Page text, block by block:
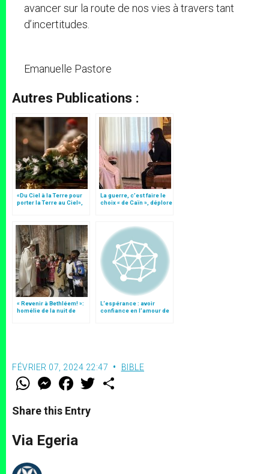
avancer sur la route de nos vies à travers tant
d’incertitudes.
Emanuelle Pastore
Autres Publications :
«Du Ciel à la Terre pour
porter la Terre au Ciel»,
La guerre, c’est faire le
choix « de Caïn », déplore
« Revenir à Bethléem! »:
homélie de la nuit de
L‘espérance : avoir
confiance en l’amour de
FÉVRIER 07, 2024 22:47 BIBLE
W
t
s
p
p
M
e
s
e
g
e
F
a
e
b
o
k
w
Share this Entry
Via Egeria